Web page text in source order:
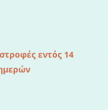
εντός 14